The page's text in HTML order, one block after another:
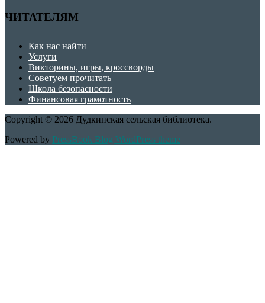
ЧИТАТЕЛЯМ
Как нас найти
Услуги
Викторины, игры, кроссворды
Советуем прочитать
Школа безопасности
Финансовая грамотность
Copyright © 2026 Дудкинская сельская библиотека.
Powered by PressBook Blog WordPress theme